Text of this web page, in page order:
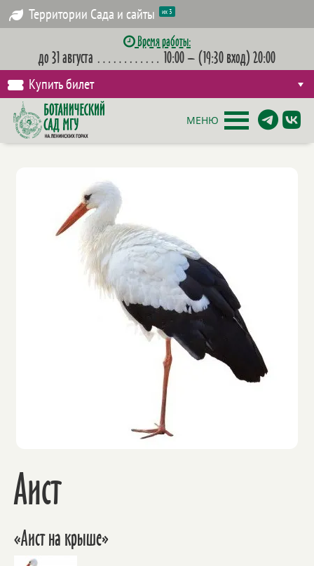
Территории Сада и сайты их 3
Время работы:
до 31 августа ………… 10:00 – (19:30 вход) 20:00
Купить билет
МЕНЮ
Аист
«Аист на крыше»